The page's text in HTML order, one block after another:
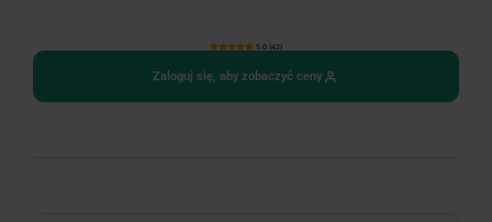
5.0 (42)
Zaloguj się, aby zobaczyć ceny